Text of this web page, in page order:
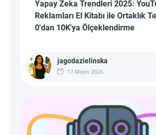
Yapay Zeka Trendleri 2025:
Reklamları El Kitabı ile Ortaklık
0'dan 10K'ya Ölçeklendirme
jagodazielinska
17 Mayıs 2026